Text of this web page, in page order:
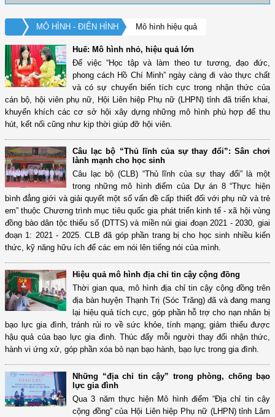
MÔ HÌNH - ĐIỂN HÌNH Mô hình hiệu quả
Huế: Mô hình nhỏ, hiệu quả lớn
Để việc “Học tập và làm theo tư tương, đạo đức,
phong cách Hồ Chí Minh” ngày càng đi vào thực chất
và có sự chuyển biến tích cực trong nhận thức của
cán bộ, hội viên phụ nữ, Hội Liên hiệp Phụ nữ (LHPN) tỉnh đã triển khai,
khuyến khích các cơ sở hội xây dựng những mô hình phù hợp để thu
hút, kết nối cũng như kịp thời giúp đỡ hội viên.
Câu lạc bộ “Thủ lĩnh của sự thay đổi”: Sân chơi
lành mạnh cho học sinh
Câu lạc bộ (CLB) “Thủ lĩnh của sự thay đổi” là một
trong những mô hình điểm của Dự án 8 “Thực hiện
bình đẳng giới và giải quyết một số vấn đề cấp thiết đối với phụ nữ và trẻ
em” thuộc Chương trình mục tiêu quốc gia phát triển kinh tế - xã hội vùng
đồng bào dân tộc thiểu số (DTTS) và miền núi giai đoạn 2021 - 2030, giai
đoạn 1: 2021 - 2025. CLB đã góp phần trang bị cho học sinh nhiều kiến
thức, kỹ năng hữu ích để các em nói lên tiếng nói của mình.
Hiệu quả mô hình địa chỉ tin cậy cộng đồng
Thời gian qua, mô hình địa chỉ tin cậy cộng đồng trên
địa bàn huyện Thạnh Trị (Sóc Trăng) đã và đang mang
lại hiệu quả tích cực, góp phần hỗ trợ cho nạn nhân bị
bạo lực gia đình, tránh rủi ro về sức khỏe, tính mạng; giảm thiểu được
hậu quả của bạo lực gia đình. Thúc đẩy mỗi người thay đổi nhận thức,
hành vi ứng xử, góp phần xóa bỏ nạn bạo hành, bạo lực trong gia đình.
Những “địa chỉ tin cậy” trong phòng, chống bạo
lực gia đình
Qua 3 năm thực hiện Mô hình điểm “Địa chỉ tin cậy
cộng đồng” của Hội Liên hiệp Phụ nữ (LHPN) tỉnh Lâm